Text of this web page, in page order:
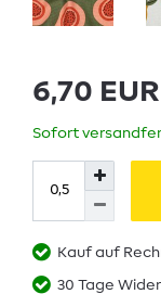
6,70 EUR
Sofort
Kauf auf
30 Tage